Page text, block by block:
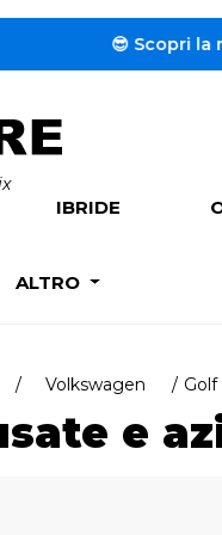
😎 Scopri la
IBRIDE
ALTRO
Volkswagen Golf
e